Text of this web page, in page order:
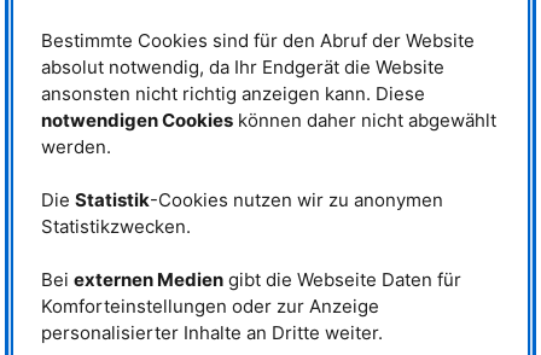
Der Digital Object Identifier ( DOI ) ist ein dauerhafter Link und Identifikator,
mit dem Daten von ihrer Produktion bis zur Veröffentlichung mitverfolgt
werden können. Nach Abschluss eines Experiments an einer Photonen-
oder Neutronenquelle, wie der Forschungs-Neutronenquelle Heinz Maier-
Leibnitz (
Nutzerinnen und Nutzer übermittelt.
Garantierte Rückverfolgbarkeit und Zuverlässigkeit experimenteller
Daten
Benutzerinnen und Benutzer die Rückverfolgbarkeit und Zuverlässigkeit
aller Details ihres Experiments. Dazu gehören die Beantragung der
Messzeit, die experimentellen Parameter und Bedingungen, die
verwendete Instrumentierung, die erhaltenen Daten, die Analyse dieser
Bestimmte Cookies sind für den Abruf der Website
absolut notwendig, da Ihr Endgerät die Website
ansonsten nicht richtig anzeigen kann. Diese
notwendigen Cookieskönnen daher nicht abgewählt
werden.
Die Statistik-Cookies nutzen wir zu anonymen
Statistikzwecken.
Bei externen Mediengibt die Webseite Daten für
Komforteinstellungen oder zur Anzeige
personalisierter Inhalte an Dritte weiter.